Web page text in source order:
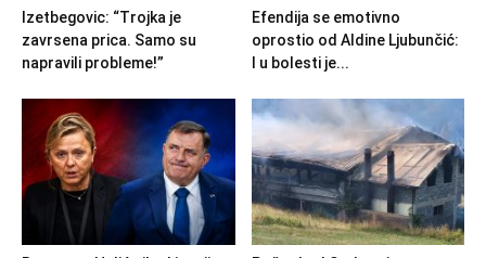
Izetbegovic: “Trojka je
zavrsena prica. Samo su
napravili probleme!”
Efendija se emotivno
oprostio od Aldine Ljubunčić:
I u bolesti je...